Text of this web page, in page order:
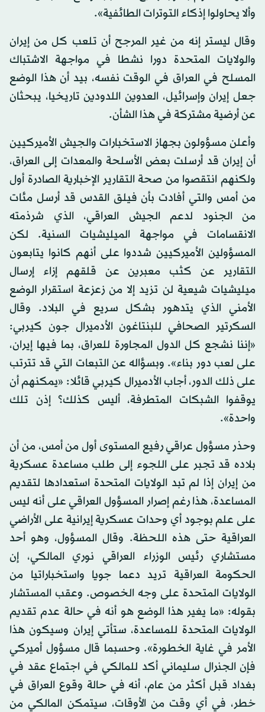
وألا يحاولوا إذكاء التوترات الطائفية».
وقال ليستر إنه من غير المرجح أن تلعب كل من إيران
والولايات المتحدة دورا نشطا في مواجهة الاشتباك
المسلح في العراق في الوقت نفسه، بيد أن هذا الوضع
جعل إيران وإسرائيل، العدوين اللدودين تاريخيا، يبحثان
عن أرضية مشتركة في هذا الشأن.
وأعلن مسؤولون بجهاز الاستخبارات والجيش الأميركيين
أن إيران قد أرسلت بعض الأسلحة والمعدات إلى العراق،
ولكنهم انتقصوا من صحة التقارير الإخبارية الصادرة أول
من أمس والتي أفادت بأن فيلق القدس قد أرسل مئات
من الجنود لدعم الجيش العراقي، الذي شرذمته
الانقسامات في مواجهة الميليشيات السنية. لكن
المسؤولين الأميركيين شددوا على أنهم كانوا يتابعون
التقارير عن كثب معبرين عن قلقهم إزاء إرسال
ميليشيات شيعية لن تزيد إلا من زعزعة استقرار الوضع
الأمني الذي يتدهور بشكل سريع في البلاد. وقال
السكرتير الصحافي للبنتاغون الأدميرال جون كيربي:
«إننا نشجع كل الدول المجاورة للعراق، بما فيها إيران،
على لعب دور بناء». وبسؤاله عن التبعات التي قد تترتب
على ذلك الدور، أجاب الأدميرال كيربي قائلا: «يمكنهم أن
يوقفوا الشبكات المتطرفة، أليس كذلك؟ إذن تلك
واحدة».
وحذر مسؤول عراقي رفيع المستوى أول من أمس، من أن
بلاده قد تجبر على اللجوء إلى طلب مساعدة عسكرية
من إيران إذا لم تبد الولايات المتحدة استعدادها لتقديم
المساعدة، هذا رغم إصرار المسؤول العراقي على أنه ليس
على علم بوجود أي وحدات عسكرية إيرانية على الأراضي
العراقية حتى هذه اللحظة. وقال المسؤول، وهو أحد
مستشاري رئيس الوزراء العراقي نوري المالكي، إن
الحكومة العراقية تريد دعما جويا واستخباراتيا من
الولايات المتحدة على وجه الخصوص. وعقب المستشار
بقوله: «ما يغير هذا الوضع هو أنه في حالة عدم تقديم
الولايات المتحدة للمساعدة، ستأتي إيران وسيكون هذا
الأمر في غاية الخطورة». وحسبما قال مسؤول أميركي
فإن الجنرال سليماني أكد للمالكي في اجتماع عقد في
بغداد قبل أكثر من عام، أنه في حالة وقوع العراق في
خطر، في أي وقت من الأوقات، سيتمكن المالكي من